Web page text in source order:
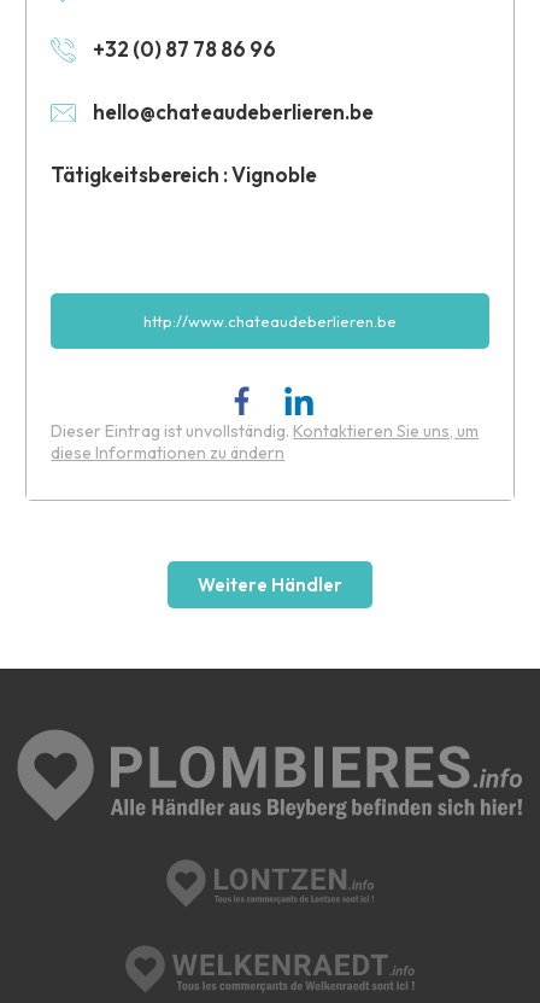
+32 (0) 87 78 86 96
hello@chateaudeberlieren.be
Tätigkeitsbereich : Vignoble
http://www.chateaudeberlieren.be
Dieser Eintrag ist unvollständig. Kontaktieren Sie uns, um
diese Informationen zu ändern
Weitere Händler